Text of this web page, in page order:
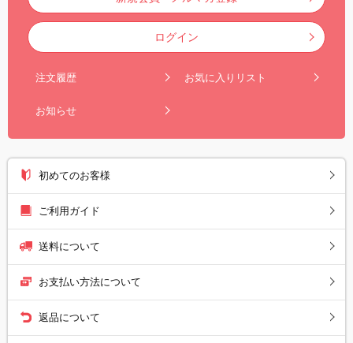
ログイン
注文履歴 お気に入りリスト
お知らせ
初めてのお客様
ご利用ガイド
送料について
お支払い方法について
返品について